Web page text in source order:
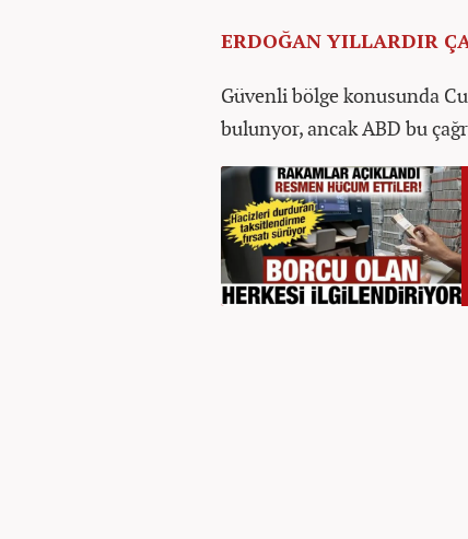
ERDOĞAN YILLARDIR
Güvenli bölge konusunda
bulunyor, ancak ABD bu